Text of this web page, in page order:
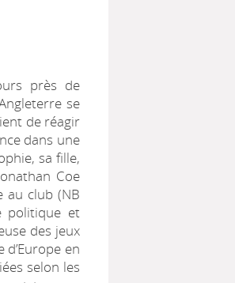
près de
se
de réagir
dans une
sa fille,
Coe
au club (NB
politique et
des jeux
en
selon les